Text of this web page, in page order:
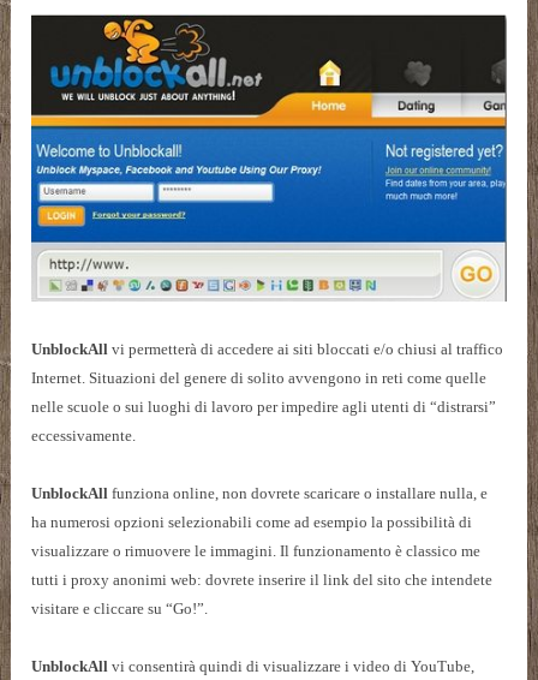
UnblockAll vi permetterà di accedere ai siti bloccati e/o chiusi al traffico
Internet. Situazioni del genere di solito avvengono in reti come quelle
nelle scuole o sui luoghi di lavoro per impedire agli utenti di “distrarsi”
eccessivamente.
UnblockAll funziona online, non dovrete scaricare o installare nulla, e
ha numerosi opzioni selezionabili come ad esempio la possibilità di
visualizzare o rimuovere le immagini. Il funzionamento è classico me
tutti i proxy anonimi web: dovrete inserire il link del sito che intendete
visitare e cliccare su “Go!”.
UnblockAll vi consentirà quindi di visualizzare i video di YouTube,